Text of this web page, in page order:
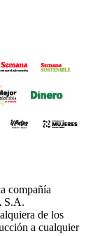
compañía
S.A.
de los
a cualquier